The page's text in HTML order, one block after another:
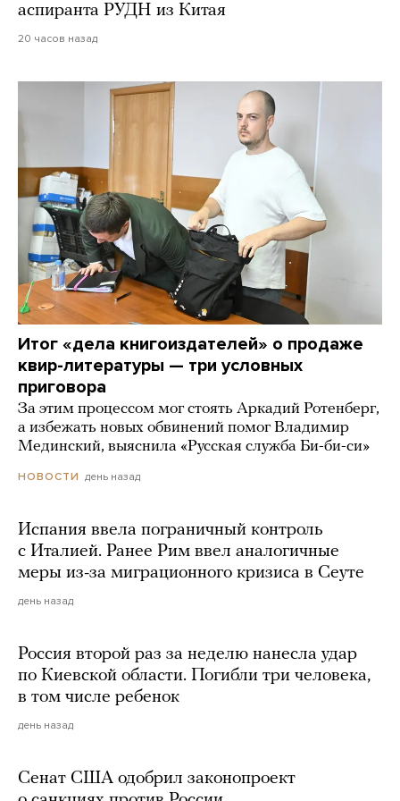
аспиранта РУДН из Китая
20 часов назад
Итог «дела книгоиздателей» о продаже
квир-литературы — три условных
приговора
За этим процессом мог стоять Аркадий Ротенберг,
а избежать новых обвинений помог Владимир
Мединский, выяснила «Русская служба Би-би-си»
НОВОСТИ день назад
Испания ввела пограничный контроль
с Италией. Ранее Рим ввел аналогичные
меры из-за миграционного кризиса в Сеуте
день назад
Россия второй раз за неделю нанесла удар
по Киевской области. Погибли три человека,
в том числе ребенок
день назад
Сенат США одобрил законопроект